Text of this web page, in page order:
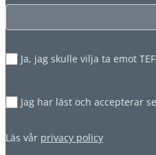
Ja, jag skulle vilja ta emot
Jag har läst och accepterar
Läs vår privacy policy